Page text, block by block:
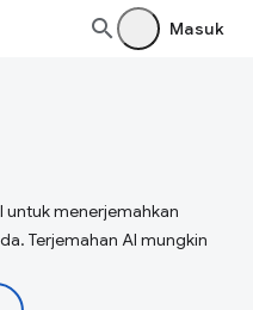
Masuk
menerjemahkan
Terjemahan AI mungkin